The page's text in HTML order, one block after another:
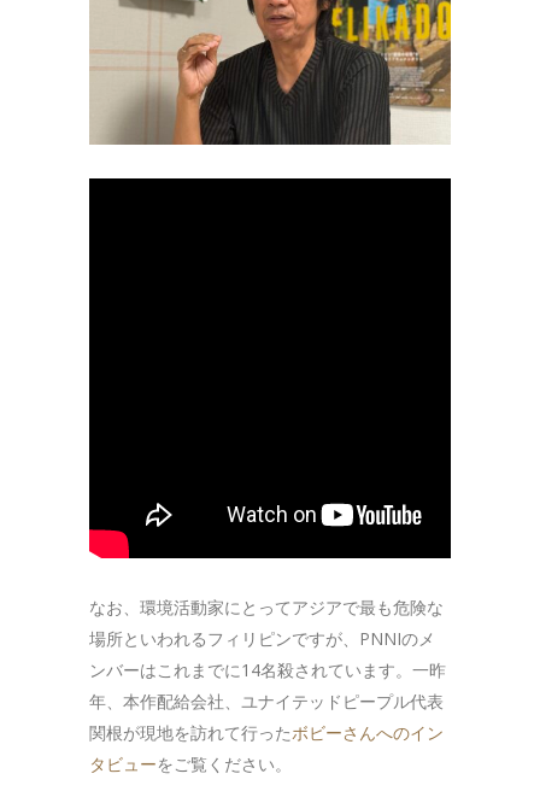
なお、環境活動家にとってアジアで最も危険な
場所といわれるフィリピンですが、PNNIのメ
ンバーはこれまでに14名殺されています。一昨
年、本作配給会社、ユナイテッドピープル代表
関根が現地を訪れて行ったボビーさんへのイン
タビューをご覧ください。